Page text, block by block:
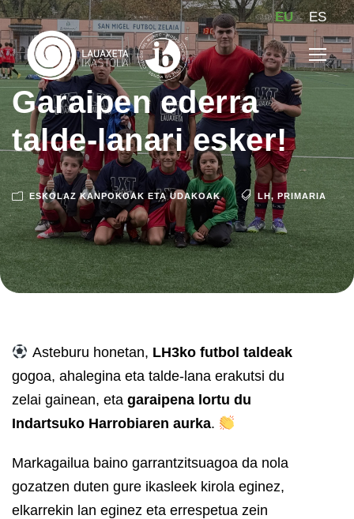
EU ES
Garaipen ederra
talde-lanari esker!
ESKOLAZ KANPOKOAK ETA UDAKOAK LH, PRIMARIA
Asteburu honetan, LH3ko futbol taldeak
gogoa, ahalegina eta talde-lana erakutsi du
zelai gainean, eta garaipena lortu du
Indartsuko Harrobiaren aurka.
Markagailua baino garrantzitsuagoa da nola
gozatzen duten gure ikasleek kirola eginez,
elkarrekin lan eginez eta errespetua zein